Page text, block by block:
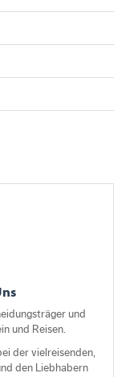
und
und Reisen.
der vielreisenden,
den Liebhabern